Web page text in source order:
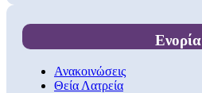
Ενορία
Ανακοινώσεις
Θεία Λατρεία